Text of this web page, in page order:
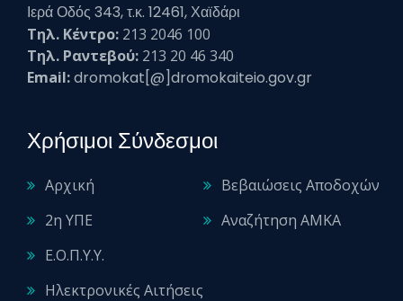
Ιερά Οδός 343, τ.κ. 12461, Χαϊδάρι
Τηλ. Κέντρο: 213 2046 100
Τηλ. Ραντεβού: 213 20 46 340
Email:dromokat[@]dromokaiteio.gov.gr
Χρήσιμοι Σύνδεσμοι
Αρχική
2η ΥΠΕ
Ε.Ο.Π.Υ.Υ.
Ηλεκτρονικές Αιτήσεις
Βεβαιώσεις Αποδοχών
Αναζήτηση ΑΜΚΑ